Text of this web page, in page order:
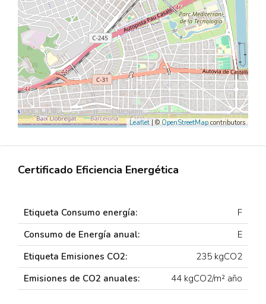
Leaflet| ©OpenStreetMapcontributors
Certificado Eficiencia Energética
Etiqueta Consumo energía:
F
Consumo de Energía anual:
E
Etiqueta Emisiones CO2:
235 kgCO2
Emisiones de CO2 anuales:
44 kgCO2/m² año